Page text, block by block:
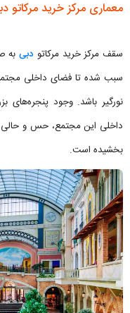
معماری مرکز خرید مرکاتو
سقف مرکز خرید مرکاتو دبی به
سبب شده تا فضای داخلی
نورگیر باشد. وجود پنجره‌های
داخلی این مجتمع، حس و حالی
بخشیده است.